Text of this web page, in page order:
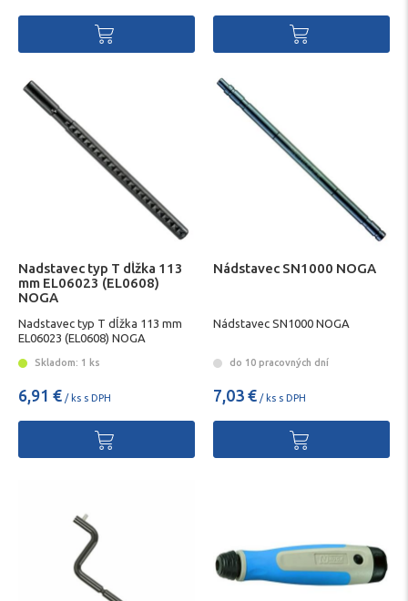
Nadstavec typ T dĺžka 113
mm EL06023 (EL0608)
NOGA
Nadstavec typ T dĺžka 113 mm
EL06023 (EL0608) NOGA
Skladom: 1 ks
6,91 € / ks s DPH
Nádstavec SN1000 NOGA
Nádstavec SN1000 NOGA
do 10 pracovných dní
7,03 € / ks s DPH